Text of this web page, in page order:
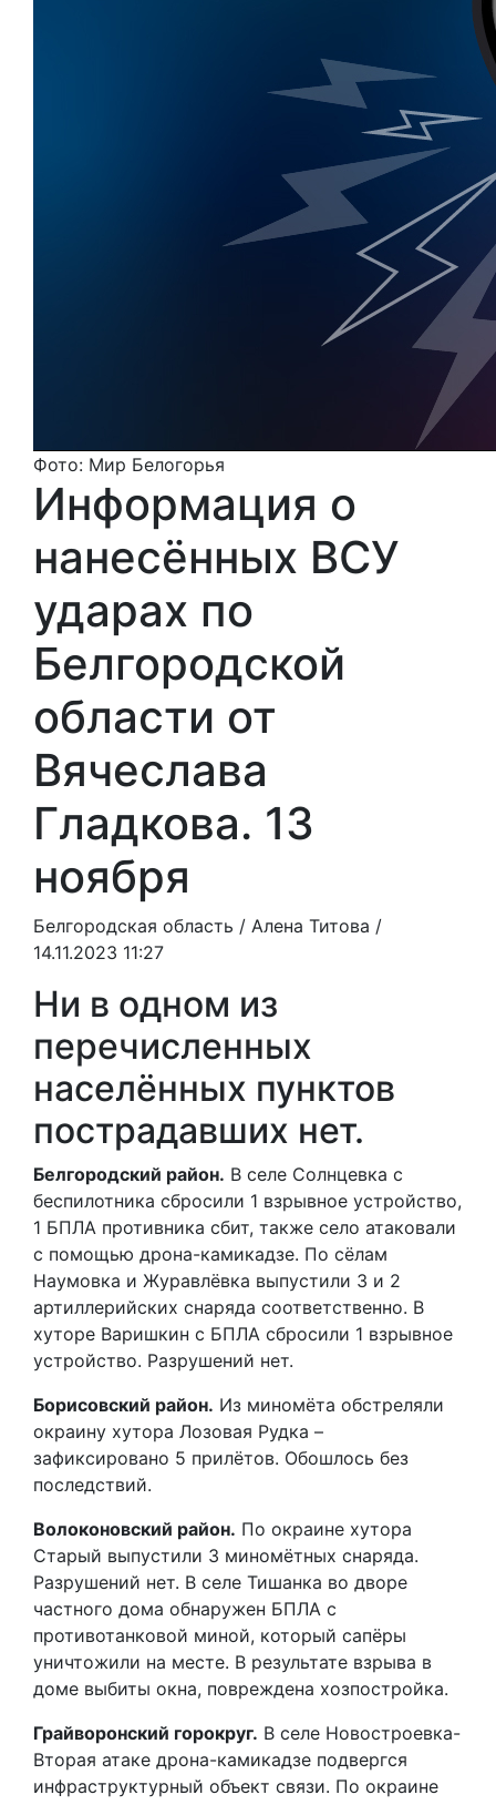
Фото: Мир Белогорья
Информация о
нанесённых ВСУ
ударах по
Белгородской
области от
Вячеслава
Гладкова. 13
ноября
Белгородская область / Алена Титова /
14.11.2023 11:27
Ни в одном из
перечисленных
населённых пунктов
пострадавших нет.
Белгородский район. В селе Солнцевка с
беспилотника сбросили 1 взрывное устройство,
1 БПЛА противника сбит, также село атаковали
с помощью дрона-камикадзе. По сёлам
Наумовка и Журавлёвка выпустили 3 и 2
артиллерийских снаряда соответственно. В
хуторе Варишкин с БПЛА сбросили 1 взрывное
устройство. Разрушений нет.
Борисовский район. Из миномёта обстреляли
окраину хутора Лозовая Рудка –
зафиксировано 5 прилётов. Обошлось без
последствий.
Волоконовский район. По окраине хутора
Старый выпустили 3 миномётных снаряда.
Разрушений нет. В селе Тишанка во дворе
частного дома обнаружен БПЛА с
противотанковой миной, который сапёры
уничтожили на месте. В результате взрыва в
доме выбиты окна, повреждена хозпостройка.
Грайворонский горокруг. В селе Новостроевка-
Вторая атаке дрона-камикадзе подвергся
инфраструктурный объект связи. По окраине